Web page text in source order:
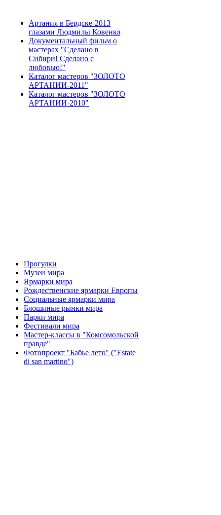
Артания в Бердске-2013
глазами Людмилы Ковенко
Документальный фильм о
мастерах "Сделано в
Сибири! Сделано с
любовью!"
Каталог мастеров "ЗОЛОТО
АРТАНИИ-2011"
Каталог мастеров "ЗОЛОТО
АРТАНИИ-2010"
Прогулки
Музеи мира
Ярмарки мира
Рождественские ярмарки Европы
Социальные ярмарки мира
Блошиные рынки мира
Парки мира
Фестивали мира
Мастер-классы в "Комсомольской
правде"
Фотопроект "Бабье лето" ("Еstate
di san martino")